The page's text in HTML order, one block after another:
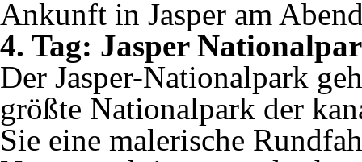
Ankunft in Jasper am
4. Tag: Jasper
Der Jasper-Nationalpark
größte Nationalpark der
Sie eine malerische